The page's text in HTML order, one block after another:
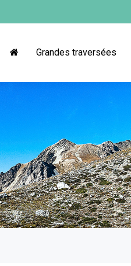
Grandes traversées